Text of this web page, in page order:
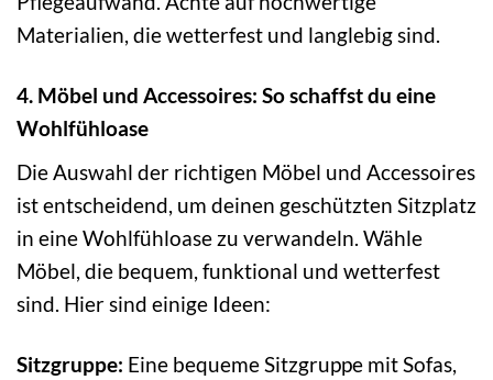
Materialien, die wetterfest und langlebig sind.
4. Möbel und Accessoires: So schaffst du eine
Wohlfühloase
Die Auswahl der richtigen Möbel und Accessoires
ist entscheidend, um deinen geschützten Sitzplatz
in eine Wohlfühloase zu verwandeln. Wähle
Möbel, die bequem, funktional und wetterfest
sind. Hier sind einige Ideen:
Sitzgruppe: Eine bequeme Sitzgruppe mit Sofas,